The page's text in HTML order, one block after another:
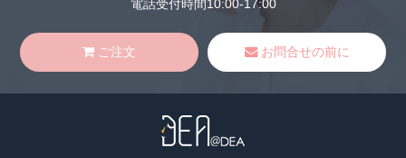
電話受付時間10:00-17:00
ご注文 お問合せの前に